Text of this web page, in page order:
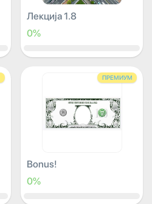
Лекција 1.8
0%
ПРЕМИУМ
Bonus!
0%